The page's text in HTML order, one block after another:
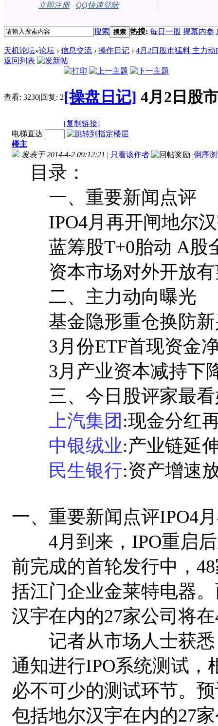
立即注册- QQ快速登陆
搜索 搜索 热搜: 每日一股 揭幕内参
天机论坛»论坛 › 信息交流 › 操作日记 › 4月2日股市猛料 主力动
返回列表
查看: 3230|回复: 2[操盘日记] 4月2日股
[复制链接]
电梯直达
楼主
发表于 2014-4-2 09:12:21 | 只看该作者 |倒序
目录：
一、重要新闻点评
IPO4月再开闸地尔汉
蓝筹股T+0胎动 A股
资本市场对外开放有
二、主力动向曝光
基金隐形重仓换防新
3月份ETF首现资金
3月产业资本减持下
三、今日股评家最看
上汽集团 :现金分红
中银绒业:产业链延
民生银行:资产增速
一、重要新闻点评IPO4
4月到来，IPO重启后
前完成的首轮发行中，
括江门企业金莱特电器
汉宇在内的27家公司将
记者从市场人士获悉
通知进行IPO系统测试，
必不可少的测试环节。
包括地尔汉宇在内的27